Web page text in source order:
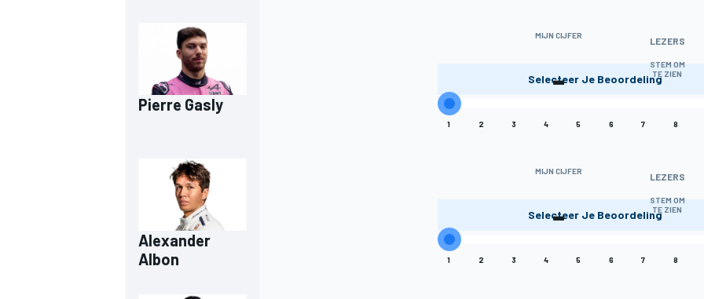
Pierre Gasly
MIJN CIJFER
-
LEZERS
STEM OM
TE ZIEN
Selecteer Je Beoordeling
1 2 3 4 5 6 7 8
Alexander
Albon
MIJN CIJFER
-
LEZERS
STEM OM
TE ZIEN
Selecteer Je Beoordeling
1 2 3 4 5 6 7 8